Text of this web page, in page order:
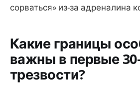
сорваться» из-за адреналина
Какие границы
важны в первые
трезвости?